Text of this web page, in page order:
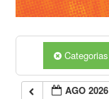
Categorias
AGO 2026